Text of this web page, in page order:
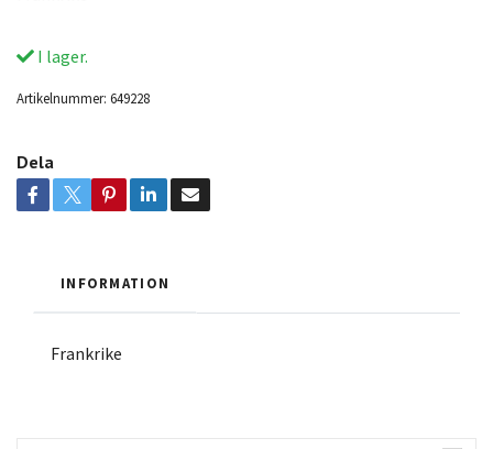
I lager.
Artikelnummer: 649228
Dela
INFORMATION
Frankrike